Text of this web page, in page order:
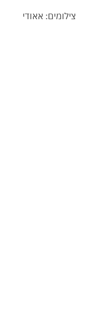
צילומים: אאודי